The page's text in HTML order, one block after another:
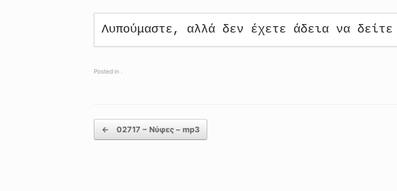
Λυπούμαστε, αλλά δεν έχετε άδεια να
Posted in .
Post navigation
← 02717 – Νύφες – mp3